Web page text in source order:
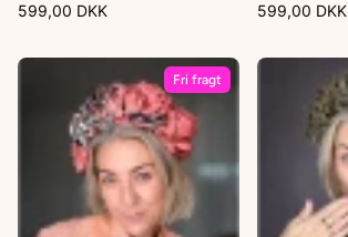
599,00 DKK
599,00 DKK
Fri fragt